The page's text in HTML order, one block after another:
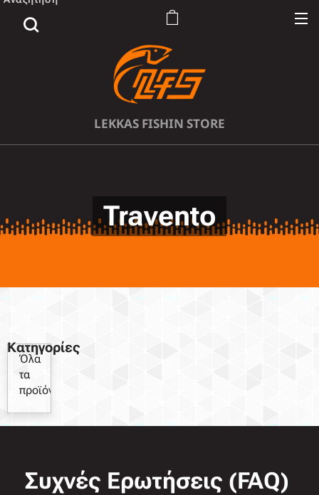
LEKKAS FISHIN STORE
Travento
Κατηγορίες
Όλα
τα
προϊόντα
Συχνές Ερωτήσεις (FAQ)